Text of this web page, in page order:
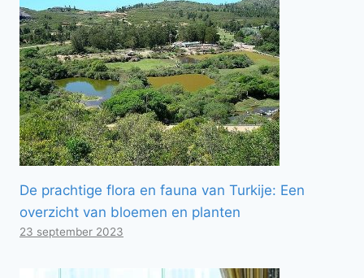
De prachtige flora en fauna van Turkije: Een
overzicht van bloemen en planten
23 september 2023